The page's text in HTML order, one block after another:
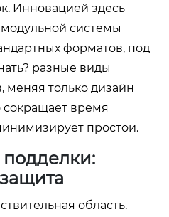
Инновацией здесь
модульной системы
форматов, под
разные виды
меняя только дизайн
время
простои.
подделки:
область.